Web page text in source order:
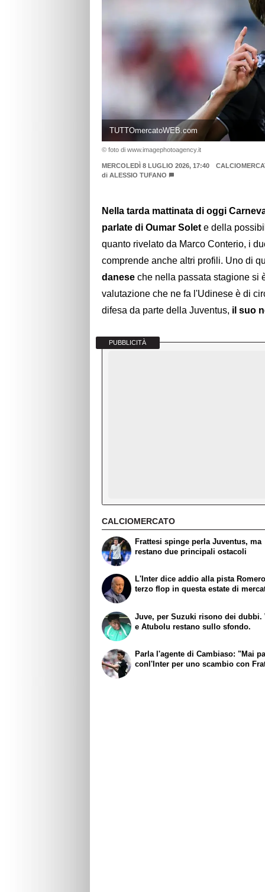
TUTTOmercatoWEB.com
© foto di www.imagephotoagency.it
MERCOLEDÌ 8 LUGLIO 2026, 17:40
di ALESSIO TUFANO
Nella tarda mattinata di oggi
parlate di Oumar Solet e della
quanto rivelato da Marco Conterio, i
comprende anche altri profili. Uno di
danese che nella passata stagione si
valutazione che ne fa l'Udinese è di
difesa da parte della Juventus, il suo
PUBBLICITÀ
CALCIOMERCATO
Frattesi spinge perla Juventus, ma
restano due principali ostacoli
L'Inter dice addio alla pista
terzo flop in questa estate di
Juve, per Suzuki risono dei dubbi.
e Atubolu restano sullo sfondo.
Parla l'agente di Cambiaso: "Mai
conl'Inter per uno scambio con